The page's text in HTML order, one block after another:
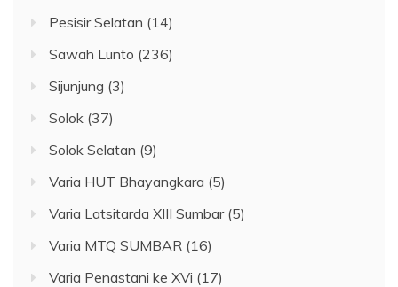
Pesisir Selatan (14)
Sawah Lunto (236)
Sijunjung (3)
Solok (37)
Solok Selatan (9)
Varia HUT Bhayangkara (5)
Varia Latsitarda XIII Sumbar(5)
Varia MTQ SUMBAR (16)
Varia Penastani ke XVi (17)